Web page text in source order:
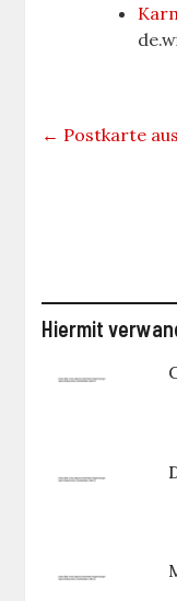
← Postkarte
Hiermit